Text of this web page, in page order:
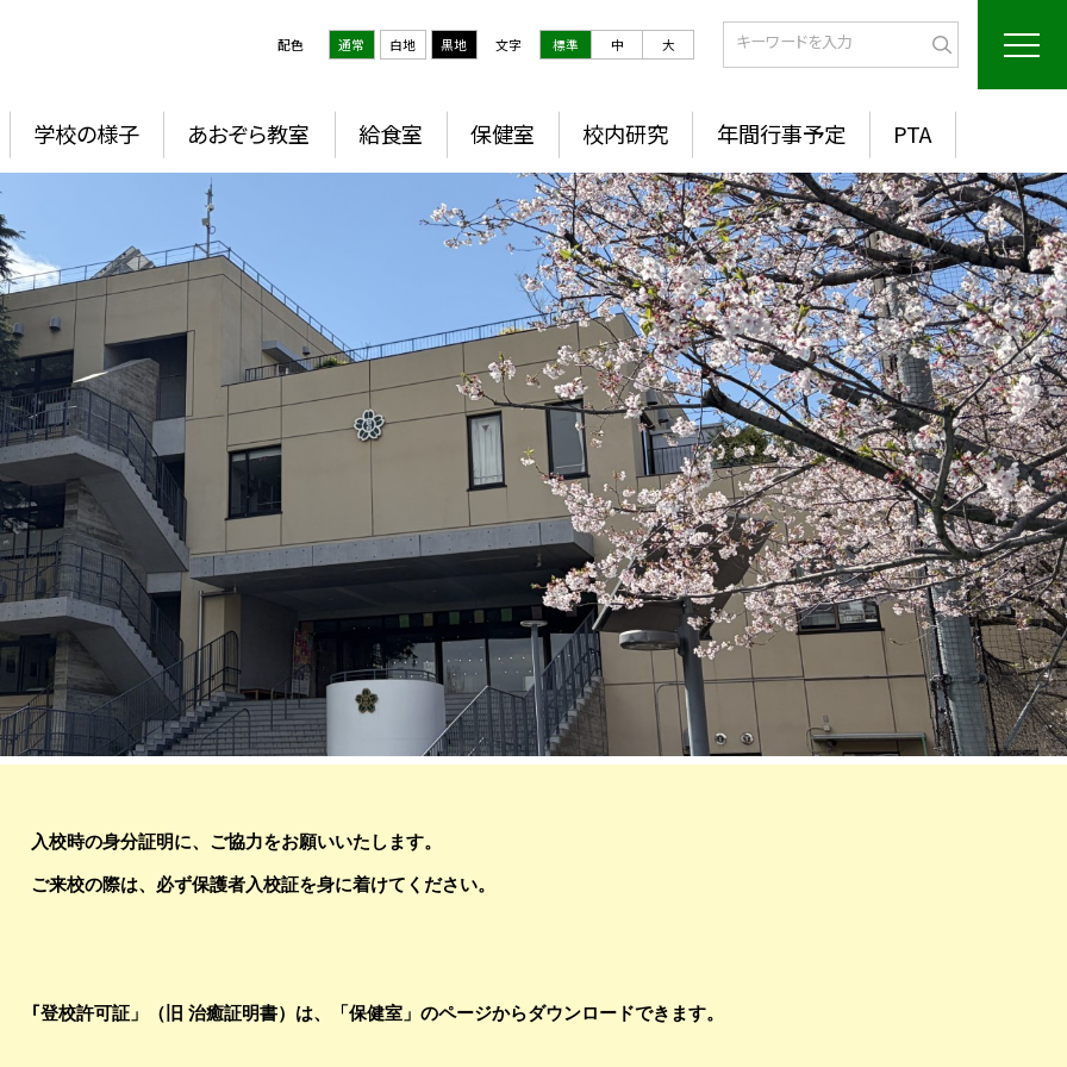
配色 通常 白地 黒地 文字 標準 中 大
学校の様子 あおぞら教室 給食室 保健室 校内研究 年間行事予定 PTA
入校時の身分証明に、ご協力をお願いいたします。
ご来校の際は、必ず保護者入校証を身に着けてください。
「登校許可証」（旧 治癒証明書）は、「保健室」のページからダウンロードできます。